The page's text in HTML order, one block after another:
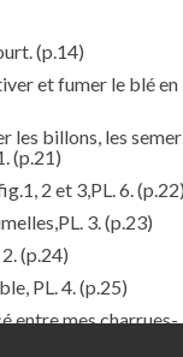
(p.14)
et fumer le blé en
les billons, les
(p.21)
2 et 3,PL. 6.
3. (p.23)
(p.24)
PL. 4. (p.25)
entre mes charrues-